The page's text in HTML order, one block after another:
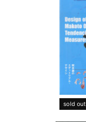
sold out